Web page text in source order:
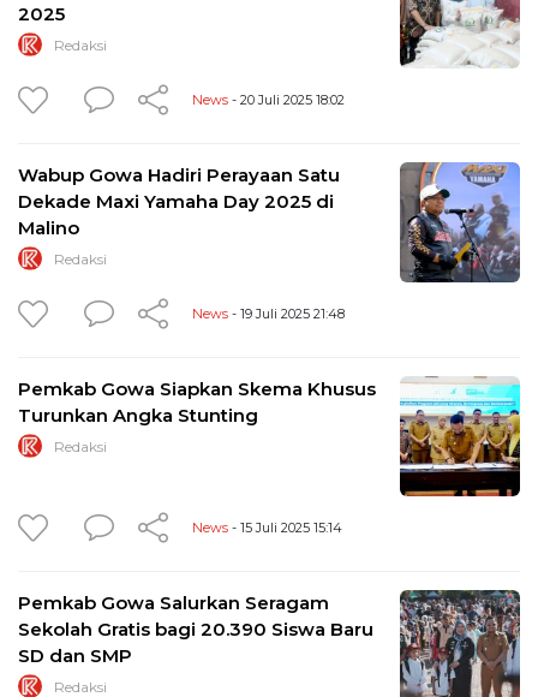
2025
Redaksi
News - 20 Juli 2025 18:02
Wabup Gowa Hadiri Perayaan Satu
Dekade Maxi Yamaha Day 2025 di
Malino
Redaksi
News - 19 Juli 2025 21:48
Pemkab Gowa Siapkan Skema Khusus
Turunkan Angka Stunting
Redaksi
News - 15 Juli 2025 15:14
Pemkab Gowa Salurkan Seragam
Sekolah Gratis bagi 20.390 Siswa Baru
SD dan SMP
Redaksi